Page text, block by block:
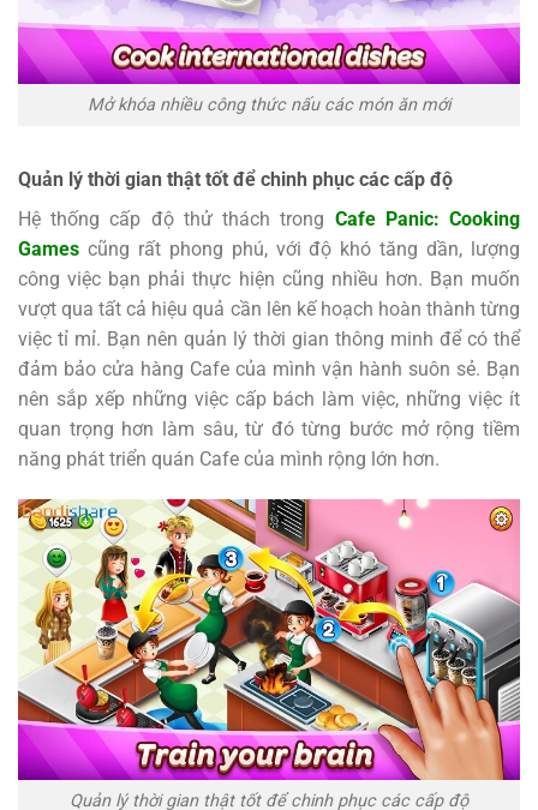
Mở khóa nhiều công thức nấu các món ăn mới
Quản lý thời gian thật tốt để chinh phục các cấp độ
Hệ thống cấp độ thử thách trong Cafe Panic: Cooking
Games cũng rất phong phú, với độ khó tăng dần, lượng
công việc bạn phải thực hiện cũng nhiều hơn. Bạn muốn
vượt qua tất cả hiệu quả cần lên kế hoạch hoàn thành từng
việc tỉ mỉ. Bạn nên quản lý thời gian thông minh để có thể
đảm bảo cửa hàng Cafe của mình vận hành suôn sẻ. Bạn
nên sắp xếp những việc cấp bách làm việc, những việc ít
quan trọng hơn làm sâu, từ đó từng bước mở rộng tiềm
năng phát triển quán Cafe của mình rộng lớn hơn.
Quản lý thời gian thật tốt để chinh phục các cấp độ